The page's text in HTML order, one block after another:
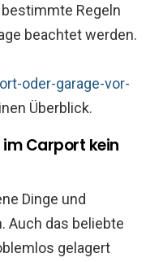
Regeln
beachtet werden.
oder-garage-vor-
Überblick.
im Carport kein
Dinge und
Auch das beliebte
gelagert